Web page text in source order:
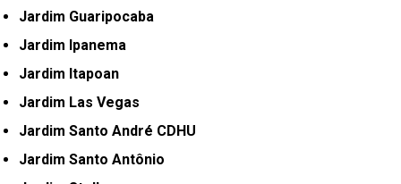
Jardim Guaripocaba
Jardim Ipanema
Jardim Itapoan
Jardim Las Vegas
Jardim Santo André CDHU
Jardim Santo Antônio